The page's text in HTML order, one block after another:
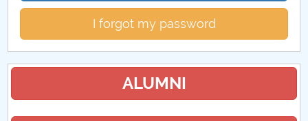
Proiecte internaționale 2014
Proiecte internaționale 2015
Proiecte internaționale 2016
I forgot my password
ALUMNI